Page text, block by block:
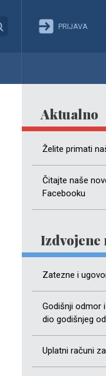
PRIJAVA
Aktualno
Želite primati
Čitajte naše
Facebooku
Izdvojene
Zatezne i
Godišnji odmor
dio godišnjeg
Uplatni računi